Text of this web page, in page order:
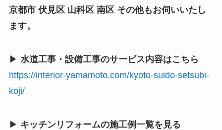
京都市 伏見区 山科区 南区 その他もお伺いいたし
ます。
▶ 水道工事・設備工事のサービス内容はこちら
https://interior-yamamoto.com/kyoto-suido-setsubi-
koji/
▶ キッチンリフォームの施工例一覧を見る